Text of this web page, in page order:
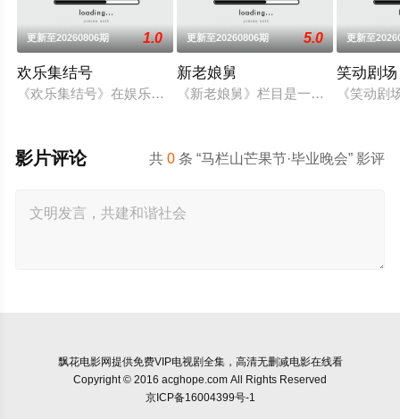
更新至20260806期 1.0
欢乐集结号
《欢乐集结号》在娱乐资讯类栏目中一枝独秀，领跑全国，是
更新至20260806期 5.0
新老娘舅
《新老娘舅》栏目是一档全国首创
更新至
笑动剧场
《笑动剧
共0 条 “马栏山芒果节·毕业晚会” 影评
影片评论
飘花电影网提供免费VIP电视剧全集，高清无删减电影在线看
Copyright © 2016 acghope.com All Rights Reserved
京ICP备16004399号-1